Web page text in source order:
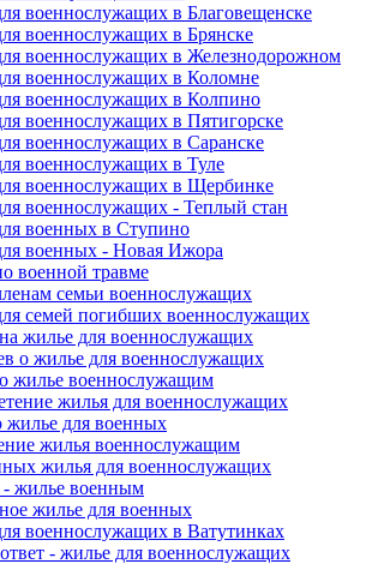
военнослужащих в Благовещенске
военнослужащих в Брянске
военнослужащих в Железнодорожном
военнослужащих в Коломне
военнослужащих в Колпино
военнослужащих в Пятигорске
военнослужащих в Саранске
военнослужащих в Туле
военнослужащих в Щербинке
военнослужащих - Теплый стан
военных в Ступино
военных - Новая Ижора
военной травме
семьи военнослужащих
семей погибших военнослужащих
жилье для военнослужащих
о жилье для военнослужащих
жилье военнослужащим
жилья для военнослужащих
жилье для военных
жилья военнослужащим
жилья для военнослужащих
жилье военным
жилье для военных
военнослужащих в Ватутинках
- жилье для военнослужащих